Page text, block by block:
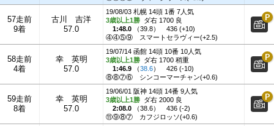
57走前
9着
古川 吉洋
57.0
19/08/03 札幌 14頭 1番 7人気
3歳以上1勝 ダ右 1700 良
1:48.0 （39.8）
436 (+10)
④④⑤⑨
スマートセラヴィー(+2.5)
58走前
4着
幸 英明
57.0
19/07/14 函館 14頭 10番 10人気
3歳以上1勝 ダ右 1700 稍重
1:46.9 （38.6）
426 (-10)
⑧⑧⑦⑥
シンコーマーチャン(+0.6)
59走前
8着
幸 英明
57.0
19/06/01 阪神 14頭 14番 9人気
3歳以上1勝 ダ右 2000 良
2:08.0 （38.6）
436 (-2)
⑪⑨⑧⑦
カフジロッソ(+0.6)